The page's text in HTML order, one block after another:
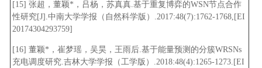
[15] 张超，董颖*，吕杨，苏真真.基于重复博弈的WSN节点合作
性研究[J].中南大学学报（自然科学版）.2017:48(7):1762-1768,[EI
20174304293759]
[16] 董颖*，崔梦瑶，吴昊，王雨后.基于能量预测的分簇WRSNs
充电调度研究.吉林大学学报（工学版）.2018:48(4):1265-1273.[EI